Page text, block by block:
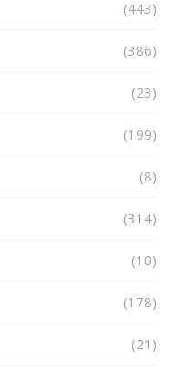
(443)
(386)
(23)
(199)
(8)
(314)
(10)
(178)
(21)